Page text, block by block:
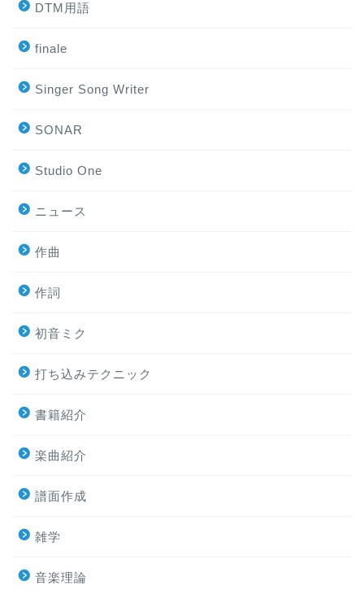
DTM用語
finale
Singer Song Writer
SONAR
Studio One
ニュース
作曲
作詞
初音ミク
打ち込みテクニック
書籍紹介
楽曲紹介
譜面作成
雑学
音楽理論